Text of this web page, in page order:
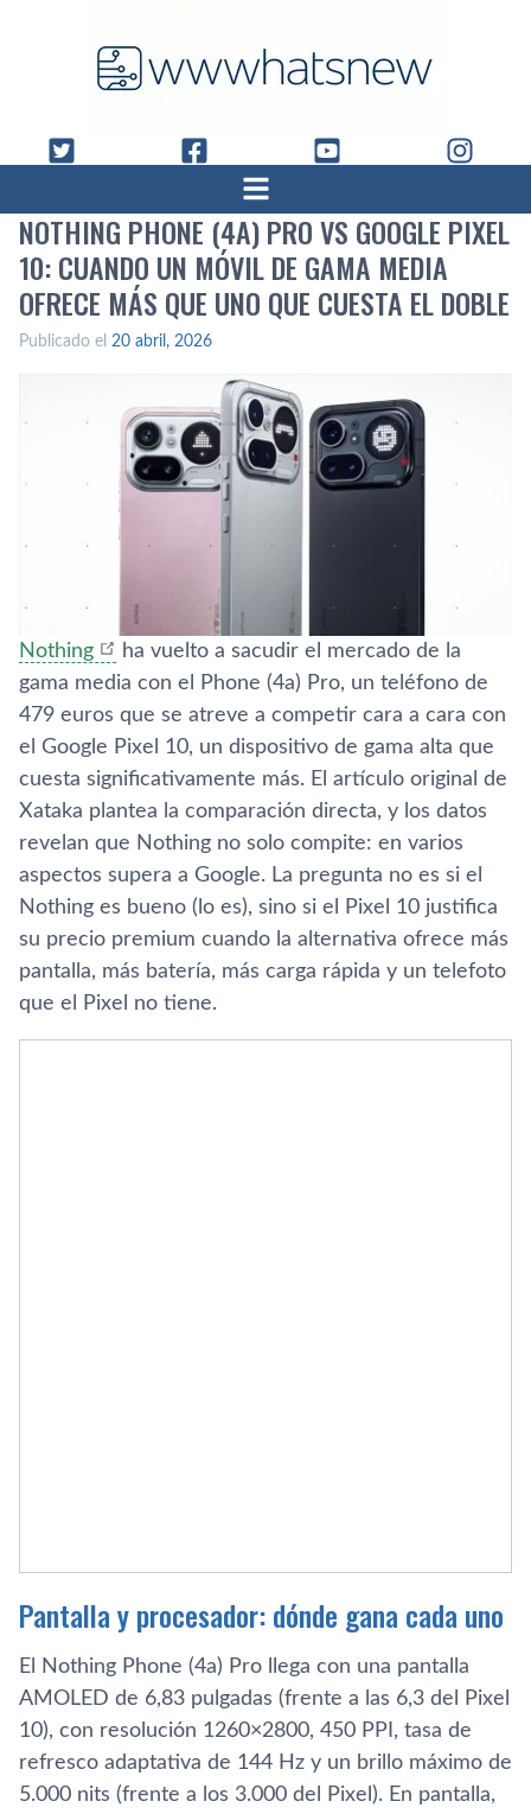
NOTHING PHONE (4A) PRO VS GOOGLE PIXEL
10: CUANDO UN MÓVIL DE GAMA MEDIA
OFRECE MÁS QUE UNO QUE CUESTA EL DOBLE
Publicado el 20 abril, 2026
Nothing
ha vuelto a sacudir el mercado de la
gama media con el Phone (4a) Pro, un teléfono de
479 euros que se atreve a competir cara a cara con
el Google Pixel 10, un dispositivo de gama alta que
cuesta significativamente más. El artículo original de
Xataka plantea la comparación directa, y los datos
revelan que Nothing no solo compite: en varios
aspectos supera a Google. La pregunta no es si el
Nothing es bueno (lo es), sino si el Pixel 10 justifica
su precio premium cuando la alternativa ofrece más
pantalla, más batería, más carga rápida y un telefoto
que el Pixel no tiene.
Pantalla y procesador: dónde gana cada uno
El Nothing Phone (4a) Pro llega con una pantalla
AMOLED de 6,83 pulgadas (frente a las 6,3 del Pixel
10), con resolución 1260×2800, 450 PPI, tasa de
refresco adaptativa de 144 Hz y un brillo máximo de
5.000 nits (frente a los 3.000 del Pixel). En pantalla,